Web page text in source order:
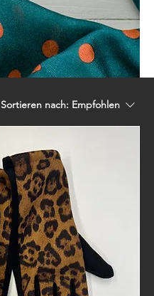
Sortieren nach: Empfohlen